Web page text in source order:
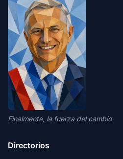
Finalmente, la fuerza del cambio
Directorios